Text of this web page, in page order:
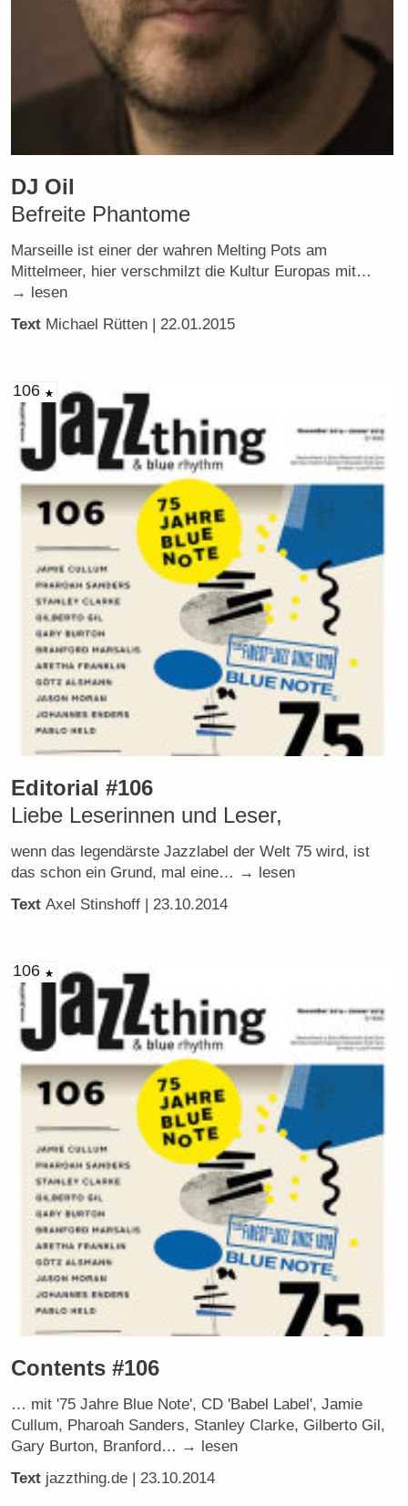
DJ Oil
Befreite Phantome
Marseille ist einer der wahren Melting Pots am
Mittelmeer, hier verschmilzt die Kultur Europas mit…
→ lesen
Text Michael Rütten | 22.01.2015
106
Editorial #106
Liebe Leserinnen und Leser,
wenn das legendärste Jazzlabel der Welt 75 wird, ist
das schon ein Grund, mal eine… → lesen
Text Axel Stinshoff | 23.10.2014
106
Contents #106
… mit '75 Jahre Blue Note', CD 'Babel Label', Jamie
Cullum, Pharoah Sanders, Stanley Clarke, Gilberto Gil,
Gary Burton, Branford… → lesen
Text jazzthing.de | 23.10.2014